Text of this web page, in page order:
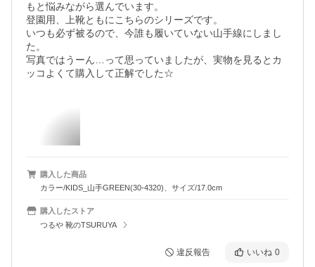
もと悩みながら選んでいます。
登園用、上靴ともにこちらのシリーズです。
いつも必ず被るので、今誰も履いていない山手線にしまし
た。
写真ではうーん…って思っていましたが、実物を見るとカ
ッコよくて購入して正解でした☆
購入した商品
カラー/KIDS_山手GREEN(30-4320)、サイズ/17.0cm
購入したストア
つるや 靴のTSURUYA
違反報告 いいね 0